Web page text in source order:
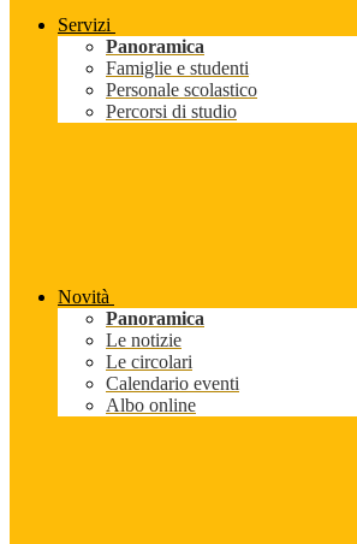
Servizi
Panoramica
Famiglie e studenti
Personale scolastico
Percorsi di studio
Novità
Panoramica
Le notizie
Le circolari
Calendario eventi
Albo online